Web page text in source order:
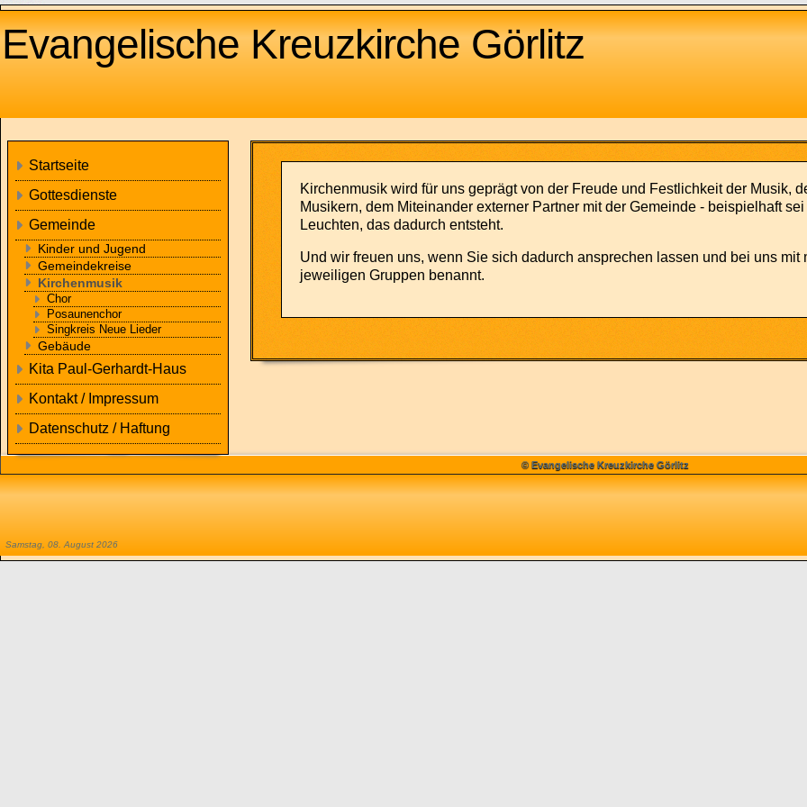
Evangelische Kreuzkirche Görlitz
© Evangelische Kreuzkirche Görlitz
Samstag, 08. August 2026
Startseite
Gottesdienste
Gemeinde
Kinder und Jugend
Gemeindekreise
Kirchenmusik
Chor
Posaunenchor
Singkreis Neue Lieder
Gebäude
Kita Paul-Gerhardt-Haus
Kontakt / Impressum
Datenschutz / Haftung
Kirchenmusik wird für uns geprägt von der Freude und Festlichkeit der Musik,
Musikern, dem Miteinander externer Partner mit der Gemeinde - beispielhaft
Leuchten, das dadurch entsteht.
Und wir freuen uns, wenn Sie sich dadurch ansprechen lassen und bei uns
jeweiligen Gruppen benannt.